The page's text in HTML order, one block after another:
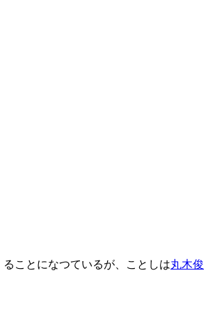
ことになつているが、ことしは丸木俊